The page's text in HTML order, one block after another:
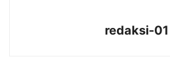
redaksi-01